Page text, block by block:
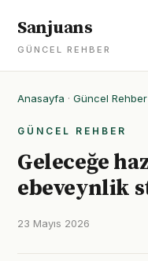
Sanjuans
GÜNCEL REHBER
Anasayfa · Güncel Rehber
GÜNCEL REHBER
Geleceğe
ebeveynlik
23 Mayıs 2026